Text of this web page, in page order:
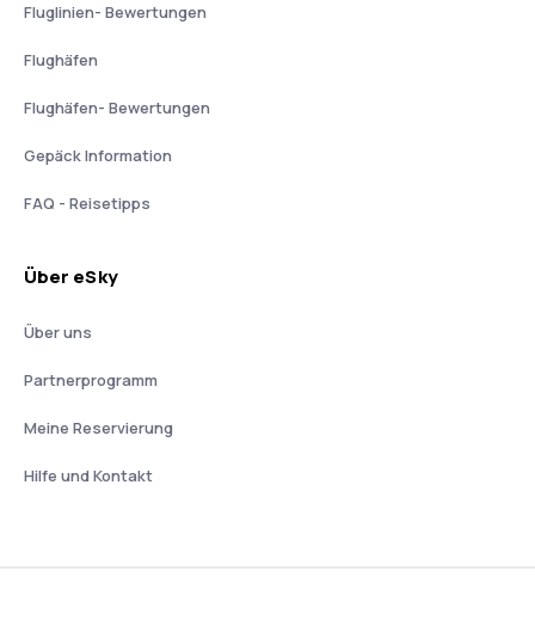
Fluglinien- Bewertungen
Flughäfen
Flughäfen- Bewertungen
Gepäck Information
FAQ - Reisetipps
Über eSky
Über uns
Partnerprogramm
Meine Reservierung
Hilfe und Kontakt